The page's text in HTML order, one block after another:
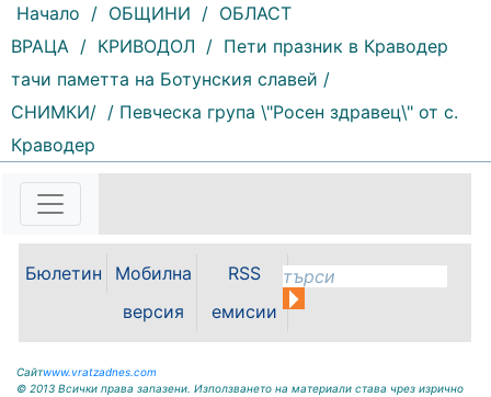
185 | 2026-08-07 10:31:48
"Водоснабдяване и канализация“
ООД – Враца уведомява своите
възникнала аварийна ситуация е
спряно водоподаването в
аварията. Тел.: 092 66 11 19 Тел.:
Начало / ОБЩИНИ / ОБЛАСТ
ВРАЦА / КРИВОДОЛ / Пети празник в Краводер
тачи паметта на Ботунския славей /
СНИМКИ/ / Певческа група \"Росен здравец\" от с.
Краводер
Бюлетин
Мобилна
версия
RSS
емисии
Сайтwww.vratzadnes.com
© 2013 Всички права запазени. Използването на материали става чрез изрично